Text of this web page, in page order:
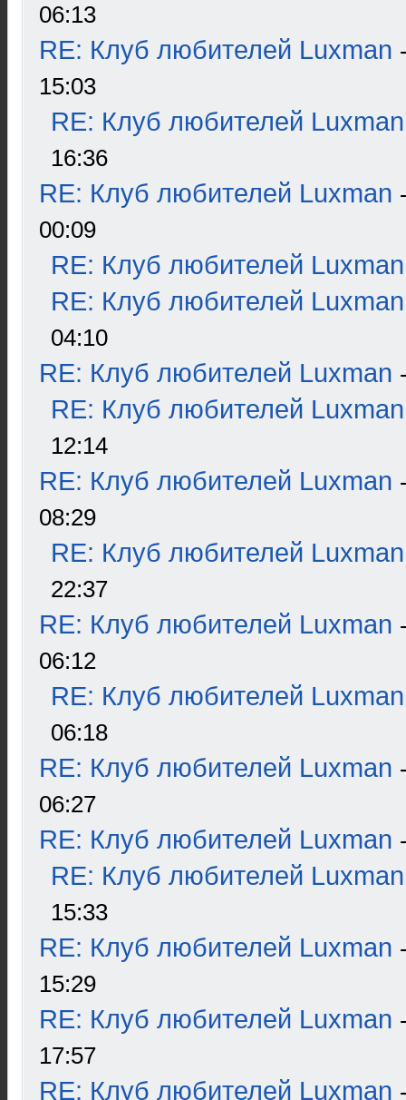
06:13
RE: Клуб любителей Luxman
15:03
RE: Клуб любителей Luxman
16:36
RE: Клуб любителей Luxman
00:09
RE: Клуб любителей Luxman
RE: Клуб любителей Luxman
04:10
RE: Клуб любителей Luxman
RE: Клуб любителей Luxman
12:14
RE: Клуб любителей Luxman
08:29
RE: Клуб любителей Luxman
22:37
RE: Клуб любителей Luxman
06:12
RE: Клуб любителей Luxman
06:18
RE: Клуб любителей Luxman
06:27
RE: Клуб любителей Luxman
RE: Клуб любителей Luxman
15:33
RE: Клуб любителей Luxman
15:29
RE: Клуб любителей Luxman
17:57
RE: Клуб любителей Luxman